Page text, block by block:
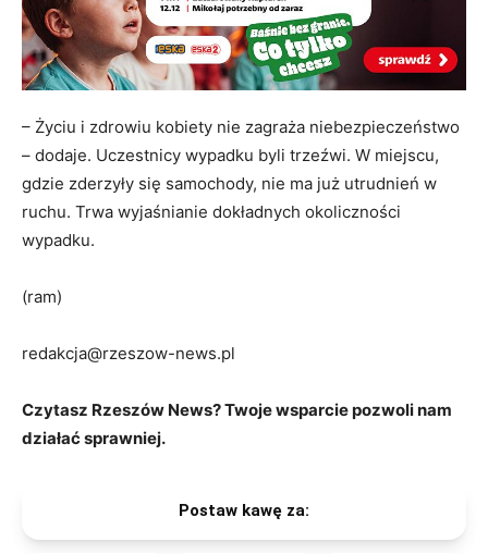
– Życiu i zdrowiu kobiety nie zagraża niebezpieczeństwo
– dodaje. Uczestnicy wypadku byli trzeźwi. W miejscu,
gdzie zderzyły się samochody, nie ma już utrudnień w
ruchu. Trwa wyjaśnianie dokładnych okoliczności
wypadku.
(ram)
redakcja@rzeszow-news.pl
Czytasz Rzeszów News? Twoje wsparcie pozwoli nam
działać sprawniej.
Postaw kawę za: